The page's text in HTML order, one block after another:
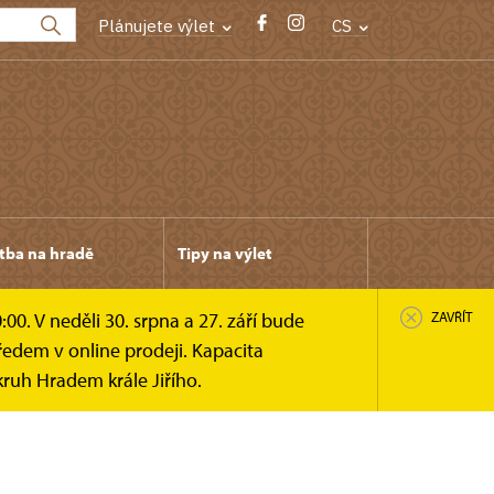
Plánujete výlet CS
na hradě Tipy na výlet
V neděli 30. srpna a 27. září bude
v online prodeji. Kapacita
Hradem krále Jiřího.
ZAVŘÍT